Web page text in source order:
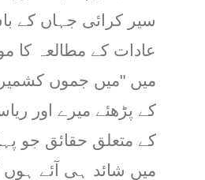
سیر کرائی جہاں کے
عادات کے مطالعہ کا
میں "میں جموں
کے پڑھئے میرے اور
کے متعلق حقائق جو
میں شائد ہی آئے ہوں